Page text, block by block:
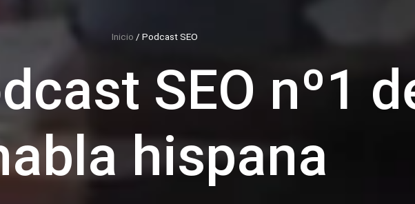
Inicio / Podcast SEO
SEO nº1
hispana